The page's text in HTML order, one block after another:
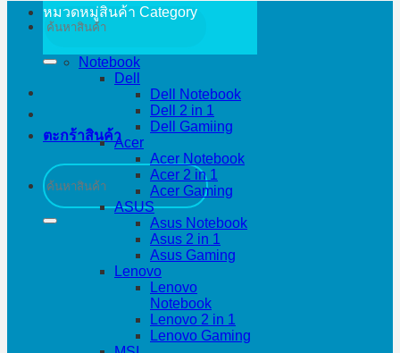
ค้นหา:
ตะกร้าสินค้า
ค้นหา:
หมวดหมู่สินค้า Category
Notebook
Dell
Dell Notebook
Dell 2 in 1
Dell Gamiing
Acer
Acer Notebook
Acer 2 in 1
Acer Gaming
ASUS
Asus Notebook
Asus 2 in 1
Asus Gaming
Lenovo
Lenovo
Notebook
Lenovo 2 in 1
Lenovo Gaming